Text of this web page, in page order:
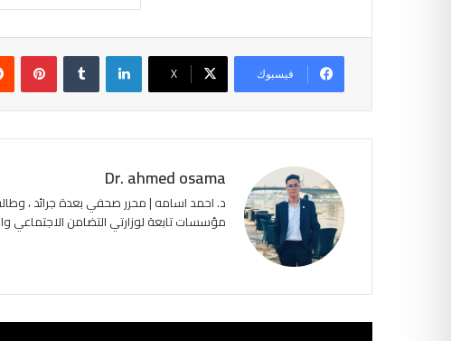
فيسبوك ‫X
لينكدإن بينتيريست
Dr. ahmed osama
د. احمد اسامه | محرر صحفي بعدة جرائد ،
مؤسسات تابعة لوزارتي التضامن الاجتماعي والخارجية